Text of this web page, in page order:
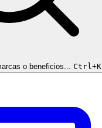
o beneficios... Ctrl+K